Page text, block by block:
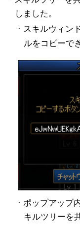
しました。
· スキルウィン
ルをコピーで
· ポップアップ
キルツリーを